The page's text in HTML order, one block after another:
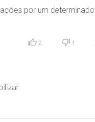
por um
1
2